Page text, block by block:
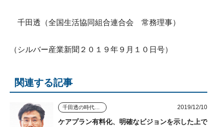
千田透（全国生活協同組合連合会 常務理事）
（シルバー産業新聞２０１９年９月１０日号）
関連する記事
2019/12/10
ケアプラン有料化、明確なビジョンを示した上で